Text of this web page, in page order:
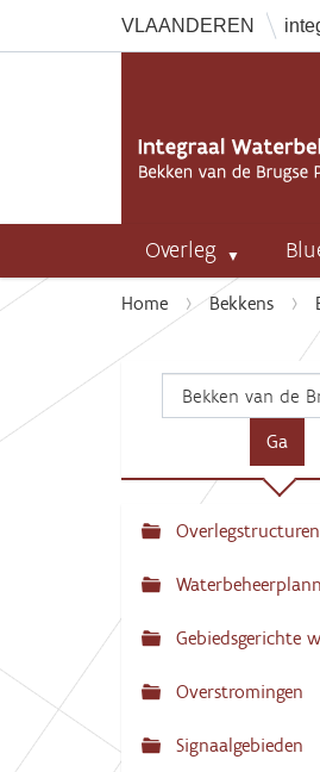
VLAANDEREN
Overleg
U
e
Home Bekkens
N
a
i
g
t
Overlegstructuren
Gebiedsgerichte
Overstromingen
Signaalgebieden